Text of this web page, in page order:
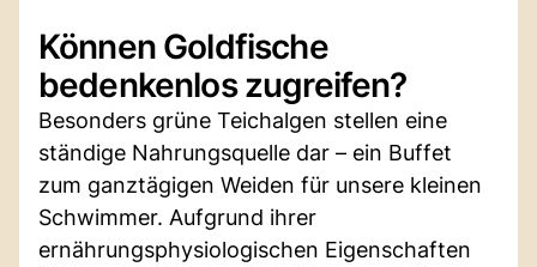
Können Goldfische
bedenkenlos zugreifen?
Besonders grüne Teichalgen stellen eine
ständige Nahrungsquelle dar – ein Buffet
zum ganztägigen Weiden für unsere kleinen
Schwimmer. Aufgrund ihrer
ernährungsphysiologischen Eigenschaften